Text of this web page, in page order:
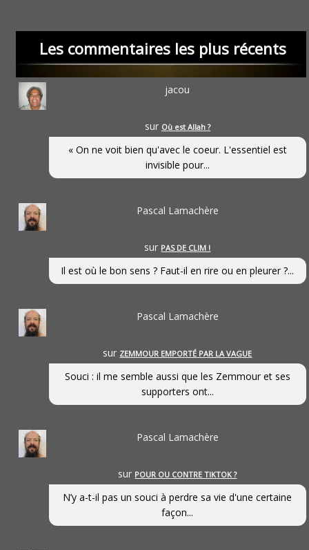
Les commentaires les plus récents
jacou
sur Où est Allah ?
« On ne voit bien qu'avec le coeur. L'essentiel est
invisible pour...
Pascal Lamachère
sur PAS DE CLIM !
Il est où le bon sens ? Faut-il en rire ou en pleurer ?...
Pascal Lamachère
sur ZEMMOUR EMPORTÉ PAR LA VAGUE
Souci : il me semble aussi que les Zemmour et ses
supporters ont...
Pascal Lamachère
sur POUR OU CONTRE TIKTOK ?
N’y a-t-il pas un souci à perdre sa vie d'une certaine
façon...